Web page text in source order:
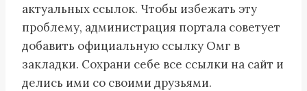
актуальных ссылок. Чтобы избежать эту
проблему, администрация портала советует
добавить официальную ссылку Омг в
закладки. Сохрани себе все ссылки на сайт и
делись ими со своими друзьями.